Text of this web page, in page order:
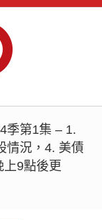
季第1集 – 1.
情況，4. 美債
9點後更